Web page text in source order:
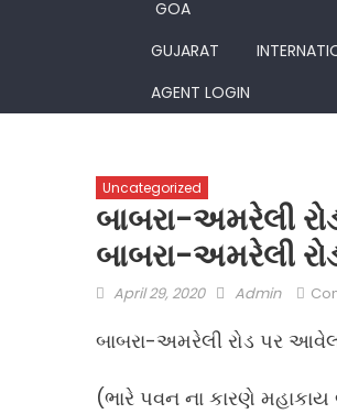
GOA
GUJARAT
AGENT LOGIN
Uncategorized
બાબરા-અમરેલી
બાબરા-અમરેલી
Posted
April 29, 2020 Author
Admin
બાબરા-અમરેલી રોડ પર આવેલ
(ભારે પવન ના કારણે